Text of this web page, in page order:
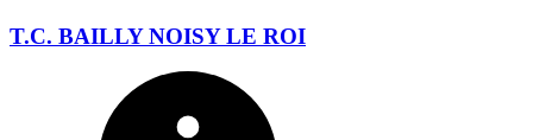
T.C. BAILLY NOISY LE ROI